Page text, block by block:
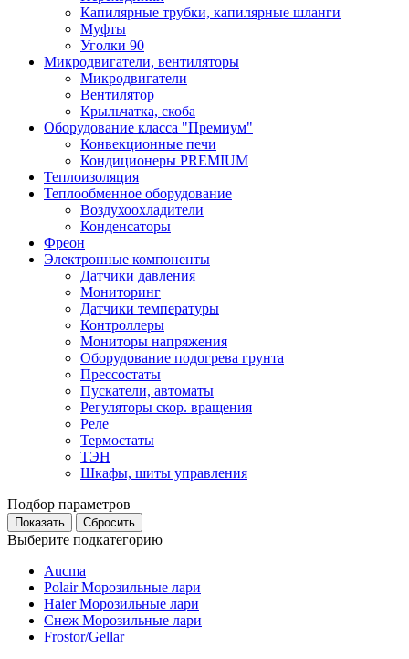
Капилярные трубки, капилярные шланги
Муфты
Уголки 90
Микродвигатели, вентиляторы
Микродвигатели
Вентилятор
Крыльчатка, скоба
Оборудование класса "Премиум"
Конвекционные печи
Кондиционеры PREMIUM
Теплоизоляция
Теплообменное оборудование
Воздухоохладители
Конденсаторы
Фреон
Электронные компоненты
Датчики давления
Мониторинг
Датчики температуры
Контроллеры
Мониторы напряжения
Оборудование подогрева грунта
Прессостаты
Пускатели, автоматы
Регуляторы скор. вращения
Реле
Термостаты
ТЭН
Шкафы, шиты управления
Подбор параметров
Выберите подкатегорию
Aucma
Polair Морозильные лари
Haier Морозильные лари
Снеж Морозильные лари
Frostor/Gellar